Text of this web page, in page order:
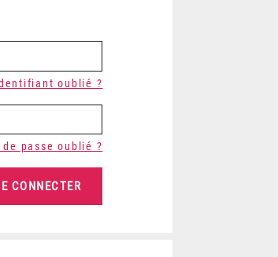
oublié ?
de passe oublié ?